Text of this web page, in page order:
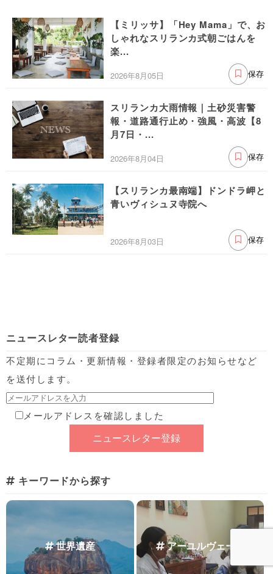
【ミリッサ】「Hey Mama」で、お
しゃれなスリランカ式朝ごはんを
楽...
2026年8月05日 保存
スリランカ大雨情報｜土砂災害警
報・道路通行止め・強風・高波【8
月7日・...
2026年8月04日 保存
【スリランカ最南端】ドンドラ岬と
青いヴィシュヌ寺院へ
2026年8月03日 保存
ニュースレター読者登録
不定期にコラム・更新情報・登録者限定のお知らせなど
を送付します。
メールアドレスを確認しました
キーワードから探す
世界遺産 アーユルヴェーダ